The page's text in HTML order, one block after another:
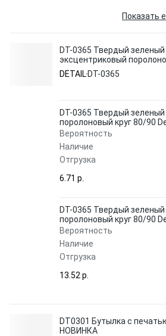
Показать
DT-0365 Твердый зеленый
эксцентриковый
Detail
DETAIL DT-0365
DT-0365 Твердый
поролоновый круг 80/90
Вероятность
Наличие
Отгрузка
6.71 p.
DT-0365 Твердый
поролоновый круг 80/90
Вероятность
Наличие
Отгрузка
13.52 p.
DT0301 Бутылка с
НОВИНКА